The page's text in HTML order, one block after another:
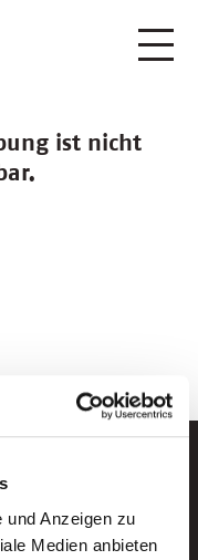
und Anzeigen zu
Medien anbieten
ist nicht
E-Mail.